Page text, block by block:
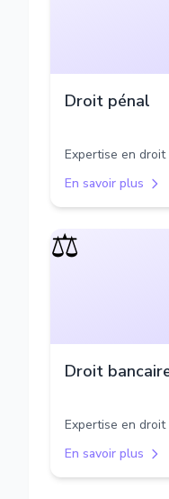
Droit pénal
Expertise en
En savoir plus
⚖️
Droit
Expertise en
En savoir plus